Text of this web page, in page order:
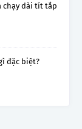
chạy dài tít tắp
đặc biệt?